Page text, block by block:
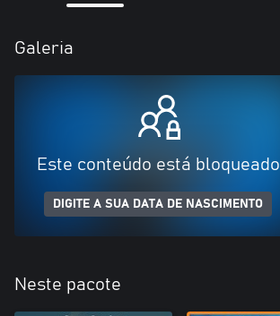
Galeria
Este conteúdo está bloqueado
DIGITE A SUA DATA DE NASCIMENTO
Neste pacote